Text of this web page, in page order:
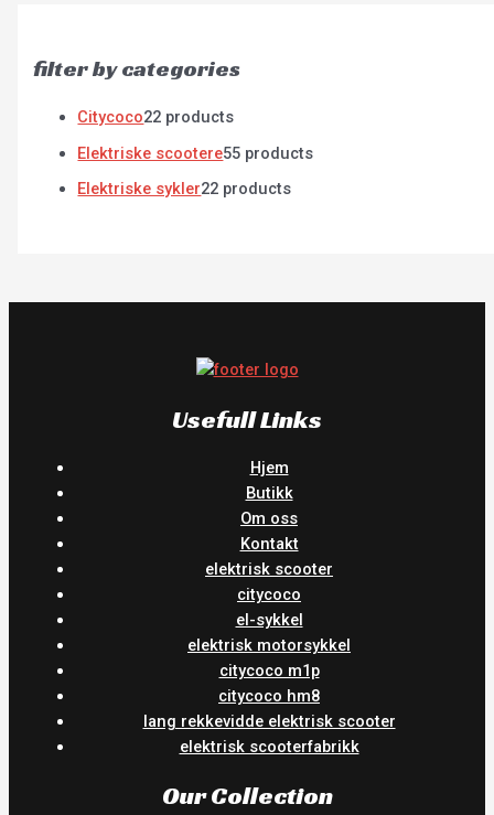
filter by categories
Citycoco22 products
Elektriske scootere55 products
Elektriske sykler22 products
Usefull Links
Hjem
Butikk
Om oss
Kontakt
elektrisk scooter
citycoco
el-sykkel
elektrisk motorsykkel
citycoco m1p
citycoco hm8
lang rekkevidde elektrisk scooter
elektrisk scooterfabrikk
Our Collection